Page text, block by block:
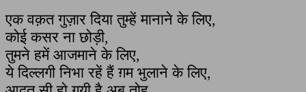
एक वक़त गुज़ार दिया तुम्हें मानाने के लिए,
कोई कसर ना छोड़ी,
तुमने हमें आजमाने के लिए,
ये दिल्लगी निभा रहें हैं ग़म भुलाने के लिए,